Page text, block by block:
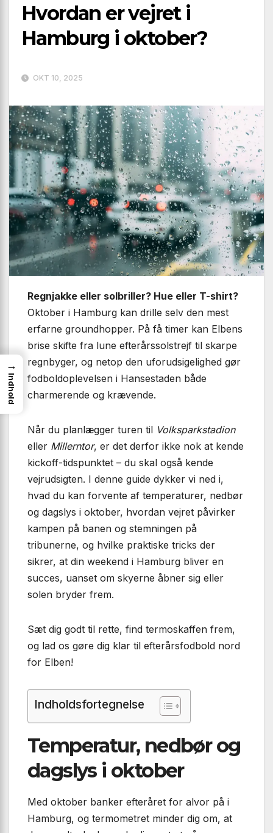
Hvordan er vejret i
Hamburg i oktober?
OKT 10, 2025
Regnjakke eller solbriller? Hue eller T-shirt?
Oktober i Hamburg kan drille selv den mest
erfarne groundhopper. På få timer kan Elbens
brise skifte fra lune efterårssolstrejf til skarpe
regnbyger, og netop den uforudsigelighed gør
fodboldoplevelsen i Hansestaden både
charmerende og krævende.
Når du planlægger turen til Volksparkstadion
eller Millerntor, er det derfor ikke nok at kende
kickoff-tidspunktet – du skal også kende
vejrudsigten. I denne guide dykker vi ned i,
hvad du kan forvente af temperaturer, nedbør
og dagslys i oktober, hvordan vejret påvirker
kampen på banen og stemningen på
tribunerne, og hvilke praktiske tricks der
sikrer, at din weekend i Hamburg bliver en
succes, uanset om skyerne åbner sig eller
solen bryder frem.
Sæt dig godt til rette, find termoskaffen frem,
og lad os gøre dig klar til efterårsfodbold nord
for Elben!
Indholdsfortegnelse
Temperatur, nedbør og
dagslys i oktober
Med oktober banker efteråret for alvor på i
Hamburg, og termometret minder dig om, at
→
Indhold